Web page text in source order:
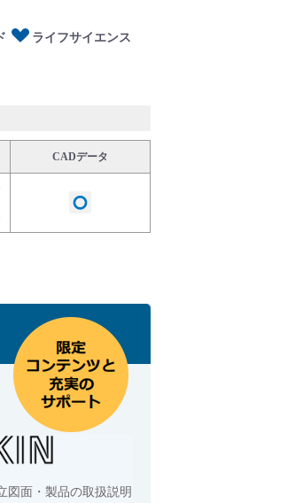
ライフサイエンス
CADデータ
図面・製品の取扱説明